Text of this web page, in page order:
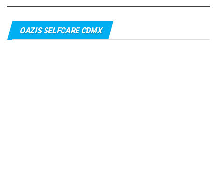
OAZIS SELFCARE CDMX